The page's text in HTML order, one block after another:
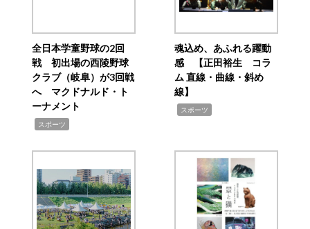
全日本学童野球の2回
戦 初出場の西陵野球
クラブ（岐阜）が3回戦
へ マクドナルド・ト
ーナメント
スポーツ
魂込め、あふれる躍動
感 【正田裕生 コラ
ム 直線・曲線・斜め
線】
スポーツ